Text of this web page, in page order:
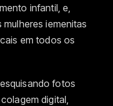
infantil, e,
iemenitas
em todos os
fotos
digital,